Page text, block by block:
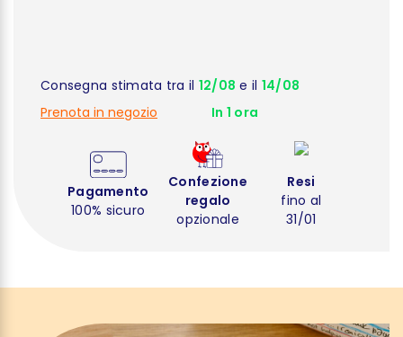
Consegna stimata tra il 12/08 e il 14/08
Prenota in negozio
In 1 ora
Pagamento
100% sicuro
Confezione
regalo
opzionale
Resi
fino al
31/01